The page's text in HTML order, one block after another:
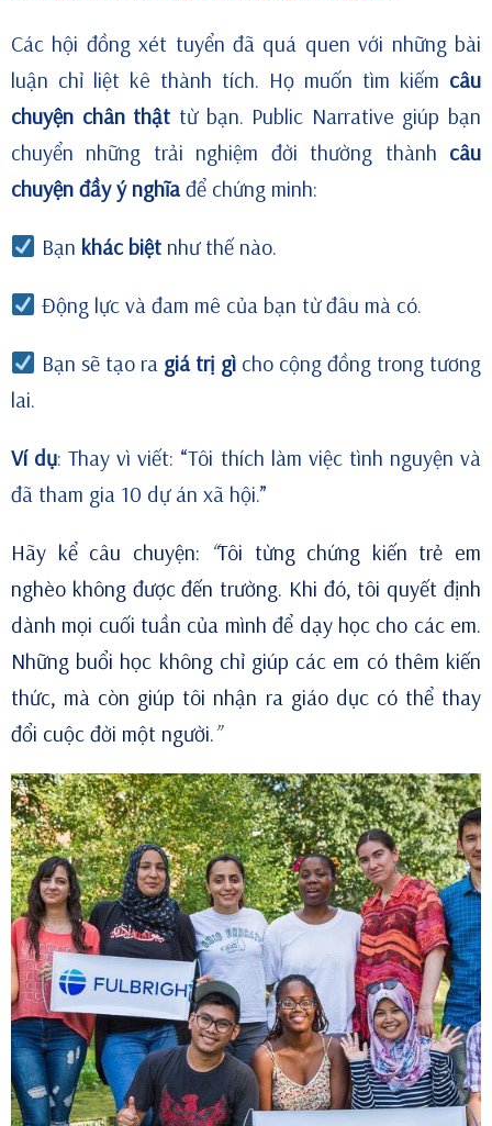
Các hội đồng xét tuyển đã quá quen với những bài
luận chỉ liệt kê thành tích. Họ muốn tìm kiếm câu
chuyện chân thật từ bạn. Public Narrative giúp bạn
chuyển những trải nghiệm đời thường thành câu
chuyện đầy ý nghĩađể chứng minh:
Bạn khác biệtnhư thế nào.
Động lực và đam mê của bạn từ đâu mà có.
Bạn sẽ tạo ra giá trị gìcho cộng đồng trong tương
lai.
Ví dụ: Thay vì viết: “Tôi thích làm việc tình nguyện và
đã tham gia 10 dự án xã hội.”
Hãy kể câu chuyện: “Tôi từng chứng kiến trẻ em
nghèo không được đến trường. Khi đó, tôi quyết định
dành mọi cuối tuần của mình để dạy học cho các em.
Những buổi học không chỉ giúp các em có thêm kiến
thức, mà còn giúp tôi nhận ra giáo dục có thể thay
đổi cuộc đời một người.”